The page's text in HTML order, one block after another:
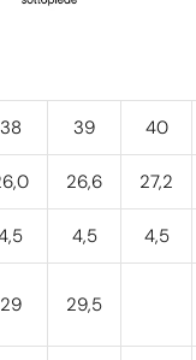
38 39 40
26,6 27,2
4,5 4,5
29 29,5